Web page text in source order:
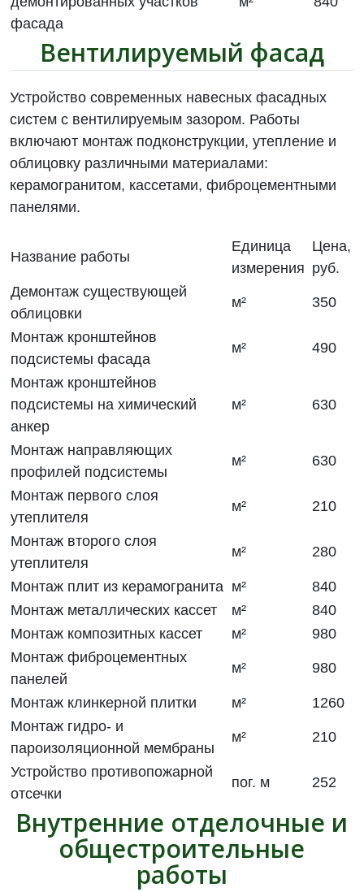
фасада
Вентилируемый фасад
Устройство современных навесных фасадных
систем с вентилируемым зазором. Работы
включают монтаж подконструкции, утепление и
облицовку различными материалами:
керамогранитом, кассетами, фиброцементными
панелями.
Название работы
Единица
измерения
Цена,
руб.
Демонтаж существующей
облицовки
м² 350
Монтаж кронштейнов
подсистемы фасада
м² 490
Монтаж кронштейнов
подсистемы на химический
анкер
м² 630
Монтаж направляющих
профилей подсистемы
м² 630
Монтаж первого слоя
утеплителя
м² 210
Монтаж второго слоя
утеплителя
м² 280
Монтаж плит из керамогранита м²
840
Монтаж металлических кассет
м²
840
Монтаж композитных кассет
м²
980
Монтаж фиброцементных
панелей
м² 980
Монтаж клинкерной плитки м²
1260
Монтаж гидро- и
пароизоляционной мембраны
м² 210
Устройство противопожарной
отсечки
пог. м 252
Внутренние отделочные и
общестроительные
работы